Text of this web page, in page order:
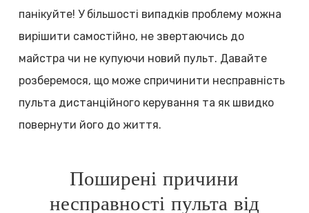
панікуйте! У більшості випадків проблему можна
вирішити самостійно, не звертаючись до
майстра чи не купуючи новий пульт. Давайте
розберемося, що може спричинити несправність
пульта дистанційного керування та як швидко
повернути його до життя.
Поширені причини
несправності пульта від